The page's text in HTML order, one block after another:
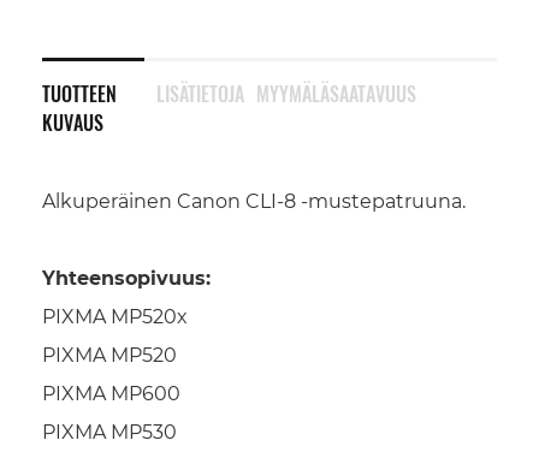
TUOTTEEN
KUVAUS
Alkuperäinen Canon CLI-8 -mustepatruuna.
Yhteensopivuus:
PIXMA MP520x
PIXMA MP520
PIXMA MP600
PIXMA MP530
LISÄTIETOJA MYYMÄLÄSAATAVUUS